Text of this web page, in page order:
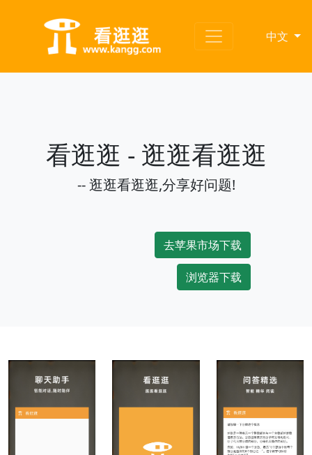
中文
看逛逛 - 逛逛看逛逛
-- 逛逛看逛逛,分享好问题!
去苹果市场下载
浏览器下载